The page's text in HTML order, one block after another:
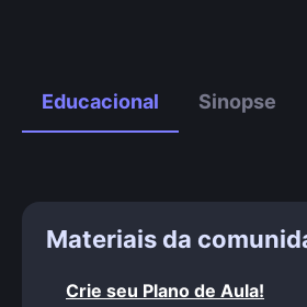
Educacional Sinopse
Materiais da
Crie seu Plano de Aula!